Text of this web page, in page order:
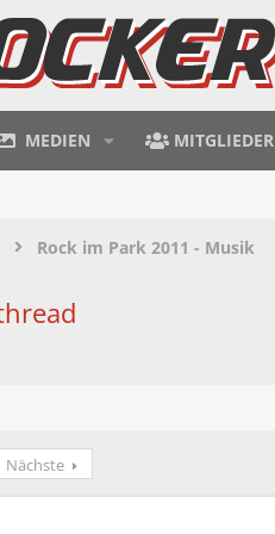
MEDIEN MITGLIEDER
Rock im Park 2011 - Musik
Nächste